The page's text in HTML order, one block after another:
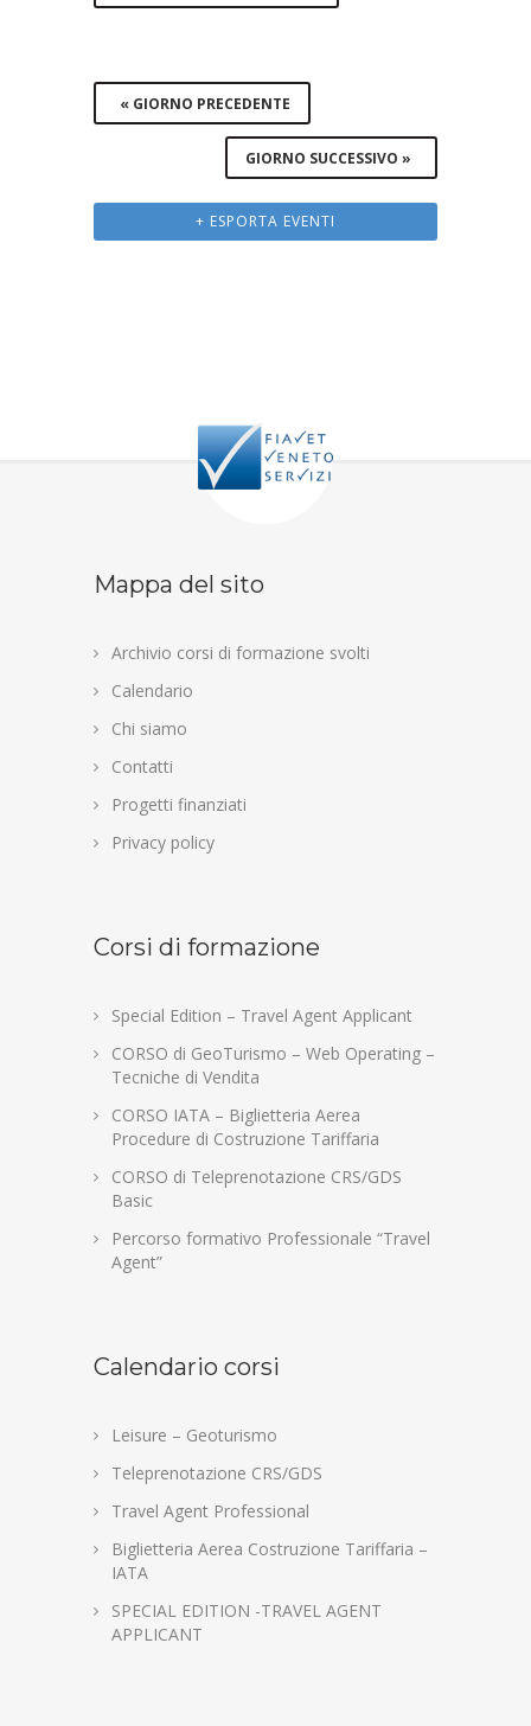
« GIORNO PRECEDENTE
GIORNO SUCCESSIVO »
+ ESPORTA EVENTI
Mappa del sito
Archivio corsi di formazione svolti
Calendario
Chi siamo
Contatti
Progetti finanziati
Privacy policy
Corsi di formazione
Special Edition – Travel Agent Applicant
CORSO di GeoTurismo – Web Operating –
Tecniche di Vendita
CORSO IATA – Biglietteria Aerea
Procedure di Costruzione Tariffaria
CORSO di Teleprenotazione CRS/GDS
Basic
Percorso formativo Professionale “Travel
Agent”
Calendario corsi
Leisure – Geoturismo
Teleprenotazione CRS/GDS
Travel Agent Professional
Biglietteria Aerea Costruzione Tariffaria –
IATA
SPECIAL EDITION -TRAVEL AGENT
APPLICANT